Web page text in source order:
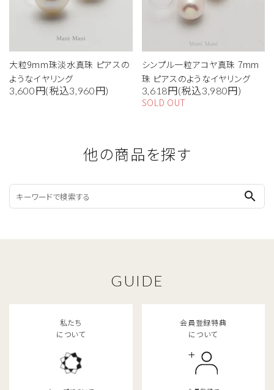
大粒9mm珠淡水真珠 ピアスの
ようなイヤリング
3,600円(税込3,960円)
シンプル一粒アコヤ真珠 7mm
珠 ピアスのようなイヤリング
3,618円(税込3,980円)
SOLD OUT
他の商品を探す
search
GUIDE
私たち
について
会員登録特典
について